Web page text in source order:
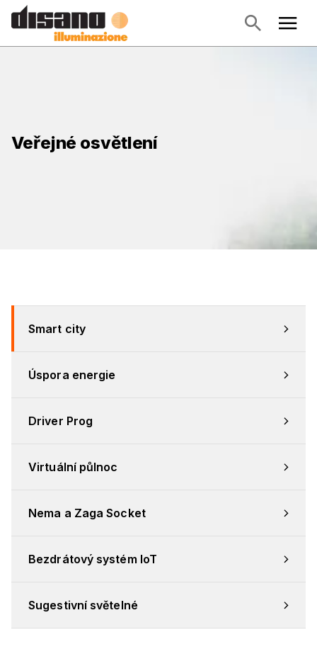
Veřejné osvětlení
Smart city
Úspora energie
Driver Prog
Virtuální půlnoc
Nema a Zaga Socket
Bezdrátový systém IoT
Sugestivní světelné